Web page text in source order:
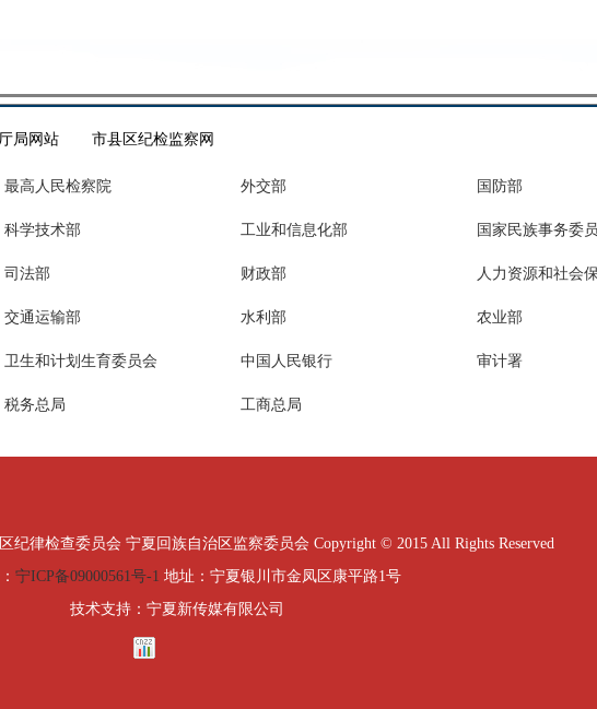
局网站 市县区纪检监察网
最高人民检察院 外交部 国防部
科学技术部 工业和信息化部 国家民族事务委
司法部 财政部 人力资源和社会
交通运输部 水利部 农业部
卫生和计划生育委员会 中国人民银行 审计署
税务总局 工商总局
纪律检查委员会 宁夏回族自治区监察委员会 Copyright © 2015 All Rights Reserved
宁ICP备09000561号-1 地址：宁夏银川市金凤区康平路1号
技术支持：宁夏新传媒有限公司